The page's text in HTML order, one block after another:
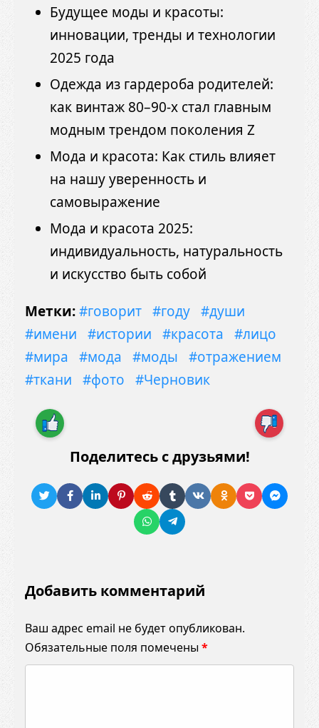
Будущее моды и красоты:
инновации, тренды и технологии
2025 года
Одежда из гардероба родителей:
как винтаж 80–90-х стал главным
модным трендом поколения Z
Мода и красота: Как стиль влияет
на нашу уверенность и
самовыражение
Мода и красота 2025:
индивидуальность, натуральность
и искусство быть собой
Метки:#говорит #году #души
#имени
#истории #красота
#лицо
#мира
#мода #моды
#отражением
#ткани
#фото #Черновик
Поделитесь с друзьями!
Добавить комментарий
Ваш адрес email не будет опубликован.
Обязательные поля помечены *